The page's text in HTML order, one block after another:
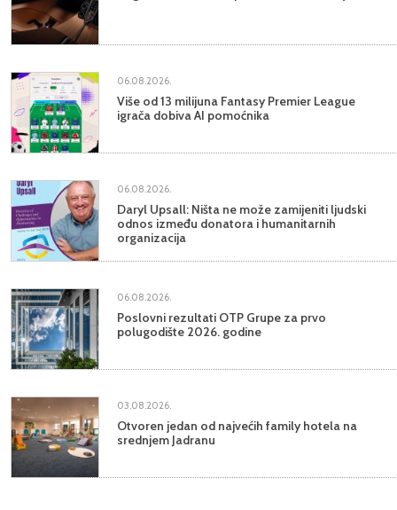
06.08.2026.
Više od 13 milijuna Fantasy Premier League
igrača dobiva AI pomoćnika
06.08.2026.
Daryl Upsall: Ništa ne može zamijeniti ljudski
odnos između donatora i humanitarnih
organizacija
06.08.2026.
Poslovni rezultati OTP Grupe za prvo
polugodište 2026. godine
03.08.2026.
Otvoren jedan od najvećih family hotela na
srednjem Jadranu